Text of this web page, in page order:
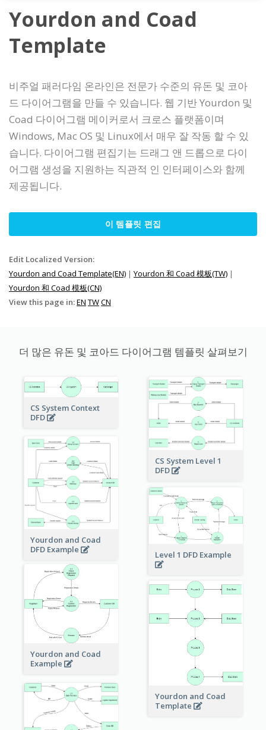
Yourdon and Coad
Template
비주얼 패러다임 온라인은 전문가 수준의 유돈 및 코아
드 다이어그램을 만들 수 있습니다. 웹 기반 Yourdon 및
Coad 다이어그램 메이커로서 크로스 플랫폼이며
Windows, Mac OS 및 Linux에서 매우 잘 작동 할 수 있
습니다. 다이어그램 편집기는 드래그 앤 드롭으로 다이
어그램 생성을 지원하는 직관적 인 인터페이스와 함께
제공됩니다.
이 템플릿 편집
Edit Localized Version:
Yourdon and Coad Template(EN) | Yourdon 和 Coad 模板(TW) |
Yourdon 和 Coad 模板(CN)
View this page in:EN TWCN
더 많은 유돈 및 코아드 다이어그램 템플릿 살펴보기
CS System Context
DFD
CS System Level 1
DFD
Yourdon and Coad
DFD Example
Level 1 DFD Example
Yourdon and Coad
Example
Yourdon and Coad
Template